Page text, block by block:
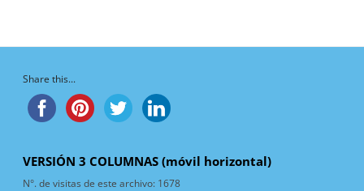
Share this...
VERSIÓN 3 COLUMNAS (móvil horizontal)
N°. de visitas de este archivo: 1678